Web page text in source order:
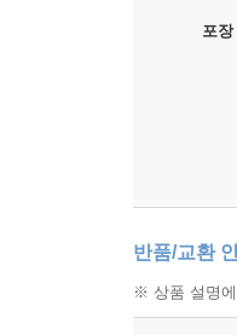
포장
반품/교환
※ 상품 설명